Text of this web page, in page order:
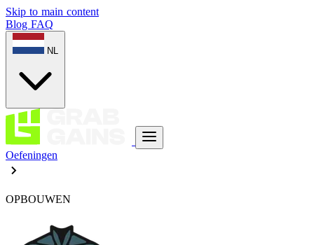
Skip to main content
Blog FAQ
NL
Oefeningen
OPBOUWEN